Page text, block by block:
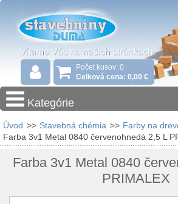
Počet kusov: 0
Celková cena: 0,00 €
Kategórie
Úvod >> Stavebná chémia >> Farby na
Farba 3v1 Metal 0840 červenohnedá 2,5 L
Farba 3v1 Metal 0840
PRIMALEX